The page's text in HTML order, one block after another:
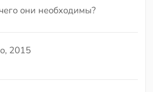
они необходимы?
2015